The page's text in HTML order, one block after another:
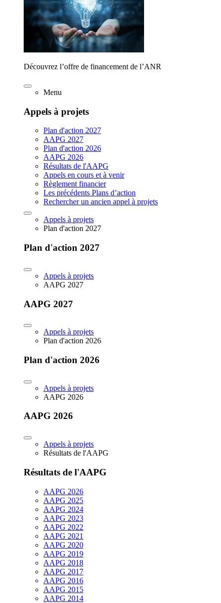
Découvrez l’offre de financement de l’ANR
Menu
Appels à projets
Plan d'action 2027
AAPG 2027
Plan d'action 2026
AAPG 2026
Résultats de l'AAPG
Appels en cours et à venir
Règlement financier
Les précédents Plans d’action
Rechercher un ancien appel à projets
Appels à projets
Plan d'action 2027
Plan d'action 2027
Appels à projets
AAPG 2027
AAPG 2027
Appels à projets
Plan d'action 2026
Plan d'action 2026
Appels à projets
AAPG 2026
AAPG 2026
Appels à projets
Résultats de l'AAPG
Résultats de l'AAPG
AAPG 2026
AAPG 2025
AAPG 2024
AAPG 2023
AAPG 2022
AAPG 2021
AAPG 2020
AAPG 2019
AAPG 2018
AAPG 2017
AAPG 2016
AAPG 2015
AAPG 2014